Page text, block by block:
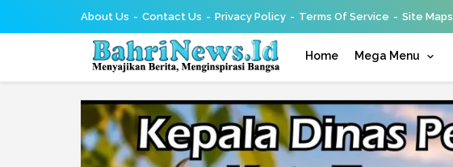
About Us Contact Us Privacy Policy Terms Of Service Site Maps
Home Mega Menu